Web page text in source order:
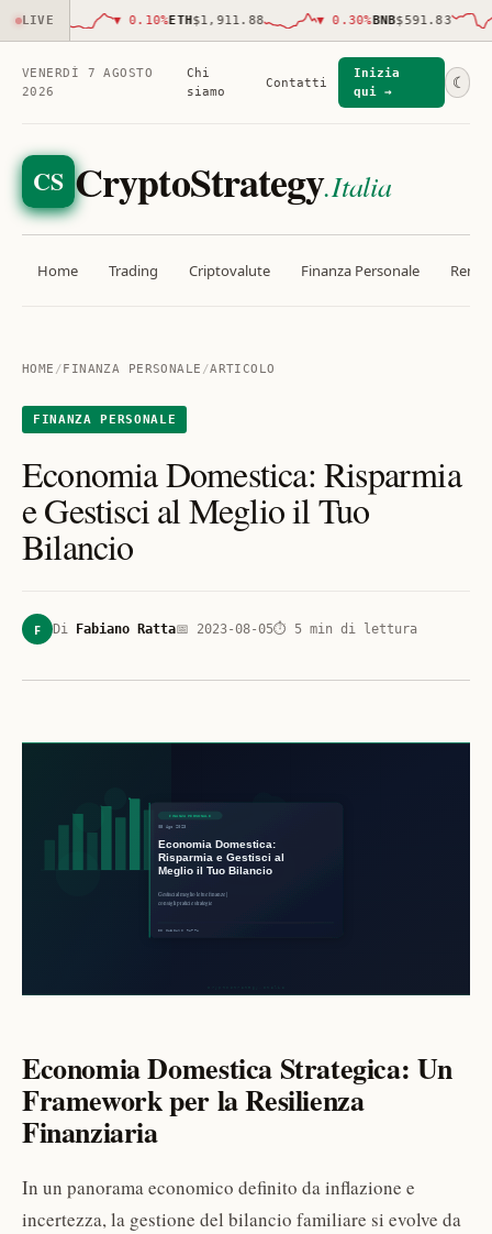
LIVE ▼ 0.10%ETH$1,911.88 ▼ 0.30%BNB$591.83
VENERDÌ 7 AGOSTO
2026
Chi
siamo
Contatti
Inizia
qui →
☾
CS CryptoStrategy.Italia
Home Trading Criptovalute Finanza Personale
HOME /FINANZA PERSONALE /ARTICOLO
FINANZA PERSONALE
Economia Domestica: Risparmia
e Gestisci al Meglio il Tuo
Bilancio
F Di Fabiano Ratta📅 2023-08-05⏱ 5 min di lettura
Economia Domestica Strategica: Un
Framework per la Resilienza
Finanziaria
In un panorama economico definito da inflazione e
incertezza, la gestione del bilancio familiare si evolve da